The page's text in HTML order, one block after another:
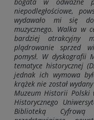
niepodległościowe,
wydawało mi się
muzycznego. Walka w
bardziej atrakcyjny
plądrowanie sprzed
pomysł. W dyskografii
tematyce historycznej
jednak ich wymowa
krążek nie został
Muzeum Historii Polski
Historycznego
Biblioteką